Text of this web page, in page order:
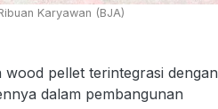
Karyawan (BJA)
pellet terintegrasi dengan
dalam pembangunan